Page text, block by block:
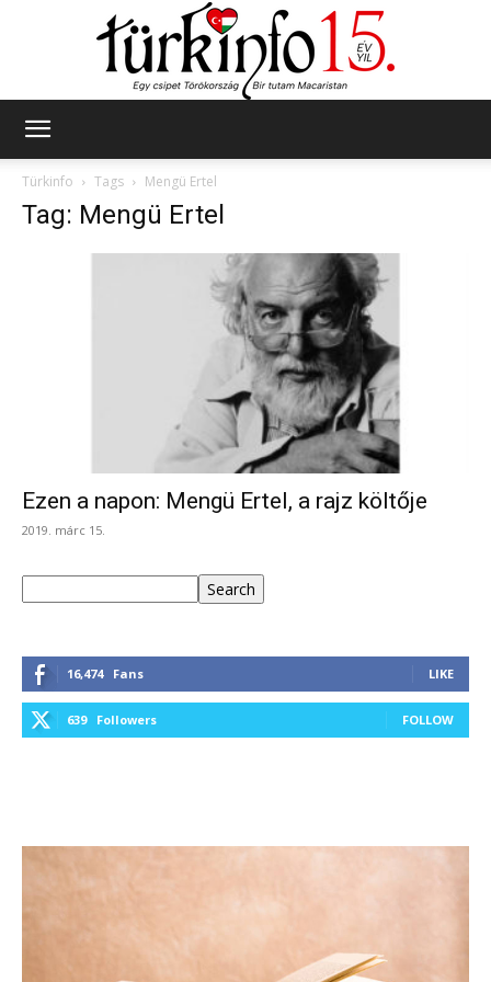
Türkinfo
Tags Mengü Ertel
Tag: Mengü Ertel
Ezen a napon: Mengü Ertel, a rajz költője
2019. márc 15.
Search
16,474 Fans LIKE
639 Followers FOLLOW